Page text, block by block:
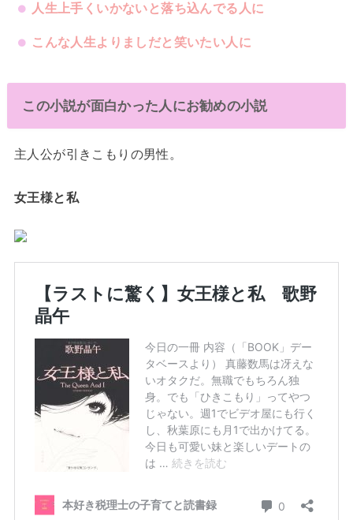
人生上手くいかないと落ち込んでる人に
こんな人生よりましだと笑いたい人に
この小説が面白かった人にお勧めの小説
主人公が引きこもりの男性。
女王様と私